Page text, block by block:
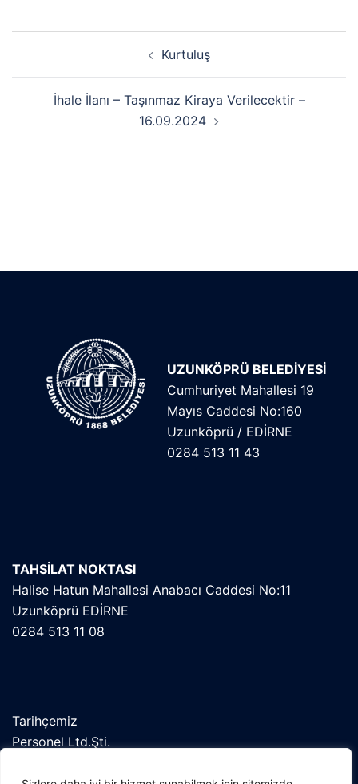
Kurtuluş
İhale İlanı – Taşınmaz Kiraya Verilecektir –
16.09.2024
UZUNKÖPRÜ BELEDİYESİ
Cumhuriyet Mahallesi 19
Mayıs Caddesi No:160
Uzunköprü / EDİRNE
0284 513 11 43
TAHSİLAT NOKTASI
Halise Hatun Mahallesi Anabacı Caddesi No:11
Uzunköprü EDİRNE
0284 513 11 08
Tarihçemiz
Personel Ltd.Şti.